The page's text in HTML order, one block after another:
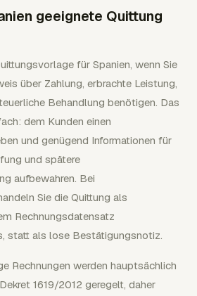
geeignete Quittung
für Spanien, wenn Sie
über Zahlung, erbrachte Leistung,
Behandlung benötigen. Das
dem Kunden einen
und genügend Informationen für
und spätere
aufbewahren. Bei
Sie die Quittung als
Rechnungsdatensatz
statt als lose Bestätigungsnotiz.
Rechnungen werden hauptsächlich
1619/2012 geregelt, daher